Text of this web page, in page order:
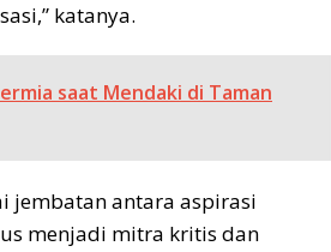
katanya.
saat Mendaki di Taman
jembatan antara aspirasi
menjadi mitra kritis dan